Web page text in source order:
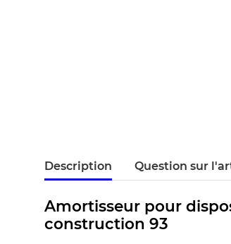
Description Question sur
Amortisseur pour
construction 93